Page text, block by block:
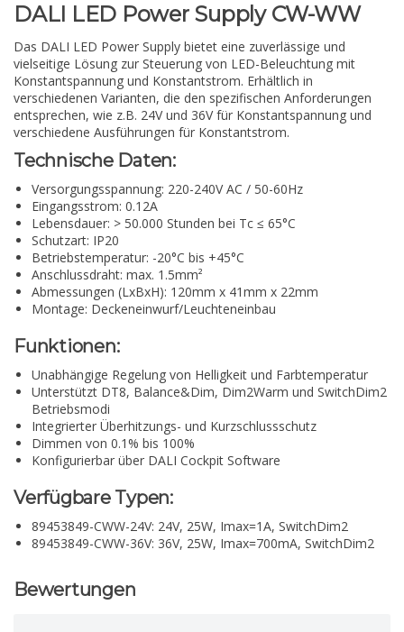
DALI LED Power Supply CW-WW
Das DALI LED Power Supply bietet eine zuverlässige und
vielseitige Lösung zur Steuerung von LED-Beleuchtung mit
Konstantspannung und Konstantstrom. Erhältlich in
verschiedenen Varianten, die den spezifischen Anforderungen
entsprechen, wie z.B. 24V und 36V für Konstantspannung und
verschiedene Ausführungen für Konstantstrom.
Technische Daten:
Versorgungsspannung: 220-240V AC / 50-60Hz
Eingangsstrom: 0.12A
Lebensdauer: > 50.000 Stunden bei Tc ≤ 65°C
Schutzart: IP20
Betriebstemperatur: -20°C bis +45°C
Anschlussdraht: max. 1.5mm²
Abmessungen (LxBxH): 120mm x 41mm x 22mm
Montage: Deckeneinwurf/Leuchteneinbau
Funktionen:
Unabhängige Regelung von Helligkeit und Farbtemperatur
Unterstützt DT8, Balance&Dim, Dim2Warm und SwitchDim2
Betriebsmodi
Integrierter Überhitzungs- und Kurzschlussschutz
Dimmen von 0.1% bis 100%
Konfigurierbar über DALI Cockpit Software
Verfügbare Typen:
89453849-CWW-24V: 24V, 25W, Imax=1A, SwitchDim2
89453849-CWW-36V: 36V, 25W, Imax=700mA, SwitchDim2
Bewertungen